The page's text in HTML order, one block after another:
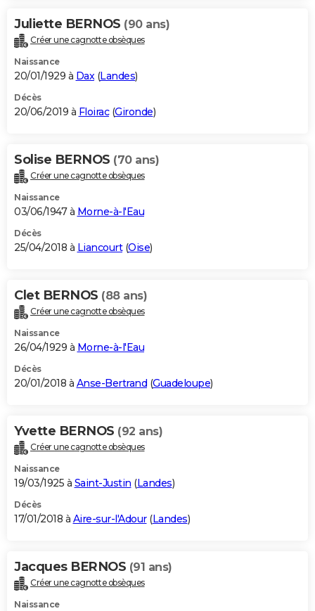
Juliette BERNOS (90 ans)
Créer une cagnotte obsèques
Naissance
20/01/1929 à Dax(Landes)
Décès
20/06/2019 à Floirac(Gironde)
Solise BERNOS (70 ans)
Créer une cagnotte obsèques
Naissance
03/06/1947 à Morne-à-l'Eau
Décès
25/04/2018 à Liancourt(Oise)
Clet BERNOS (88 ans)
Créer une cagnotte obsèques
Naissance
26/04/1929 à Morne-à-l'Eau
Décès
20/01/2018 à Anse-Bertrand (Guadeloupe)
Yvette BERNOS (92 ans)
Créer une cagnotte obsèques
Naissance
19/03/1925 à Saint-Justin (Landes)
Décès
17/01/2018 à Aire-sur-l'Adour(Landes)
Jacques BERNOS (91 ans)
Créer une cagnotte obsèques
Naissance